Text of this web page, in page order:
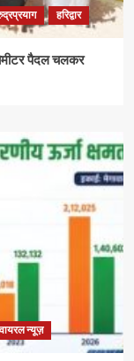
हरिद्वार
पैदल चलकर
न्यूज़